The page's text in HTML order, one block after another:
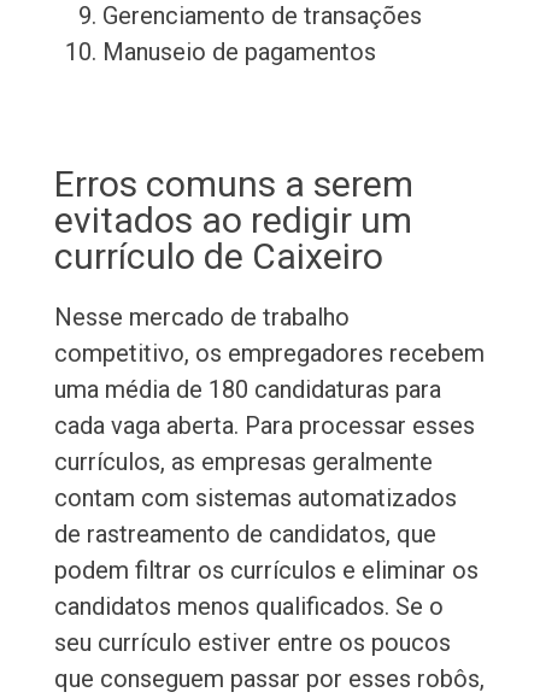
Gerenciamento de transações
Manuseio de pagamentos
Erros comuns a serem
evitados ao redigir um
currículo de Caixeiro
Nesse mercado de trabalho
competitivo, os empregadores recebem
uma média de 180 candidaturas para
cada vaga aberta. Para processar esses
currículos, as empresas geralmente
contam com sistemas automatizados
de rastreamento de candidatos, que
podem filtrar os currículos e eliminar os
candidatos menos qualificados. Se o
seu currículo estiver entre os poucos
que conseguem passar por esses robôs,